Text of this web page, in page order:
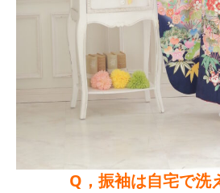
Q，振袖は自宅で洗